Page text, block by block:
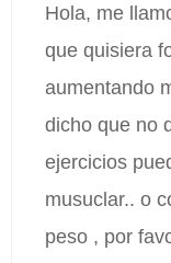
Hola, me
que quisiera
aumentando
dicho que no
ejercicios
musuclar.. o
peso , por